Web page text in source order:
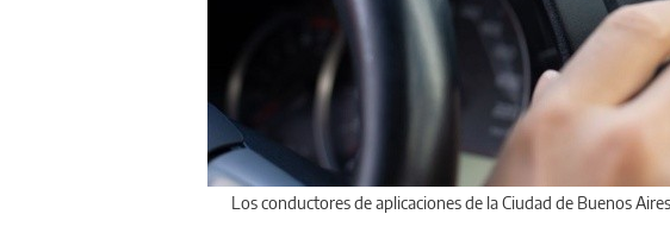
Los conductores de aplicaciones de la Ciudad de Buenos